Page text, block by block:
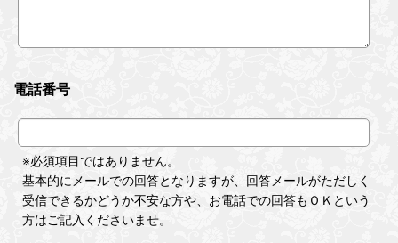
電話番号
※必須項目ではありません。
基本的にメールでの回答となりますが、回答メールがただしく
受信できるかどうか不安な方や、お電話での回答もＯＫという
方はご記入くださいませ。